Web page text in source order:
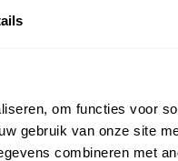
om functies voor
gebruik van onze site
combineren met